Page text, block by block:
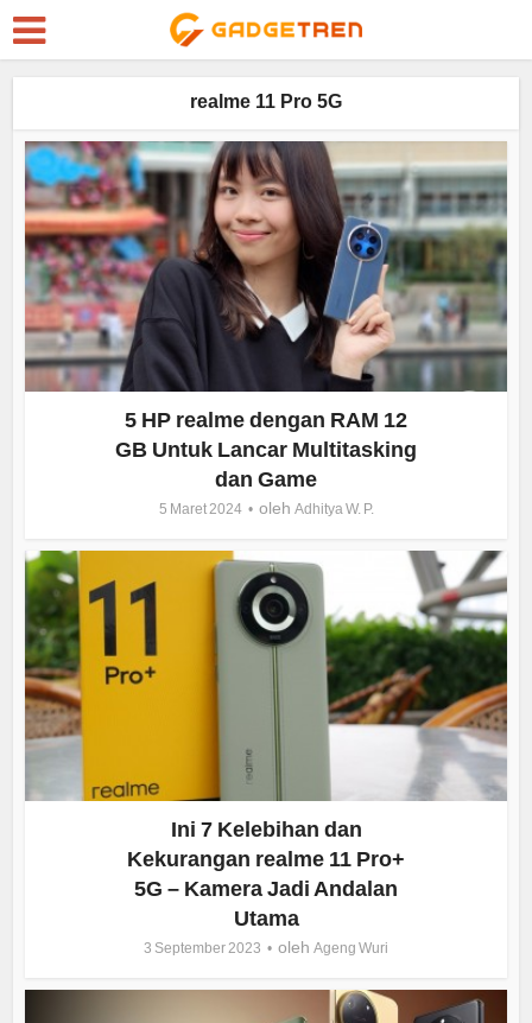
realme 11 Pro 5G
5 HP realme dengan RAM 12
GB Untuk Lancar Multitasking
dan Game
5 Maret 2024 oleh Adhitya W. P.
Ini 7 Kelebihan dan
Kekurangan realme 11 Pro+
5G – Kamera Jadi Andalan
Utama
3 September 2023 oleh Ageng Wuri